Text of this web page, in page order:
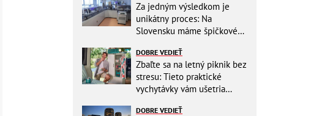
Za jedným výsledkom je
unikátny proces: Na
Slovensku máme špičkové
DOBRE VEDIEŤ
Zbaľte sa na letný piknik bez
stresu: Tieto praktické
vychytávky vám ušetria
DOBRE VEDIEŤ